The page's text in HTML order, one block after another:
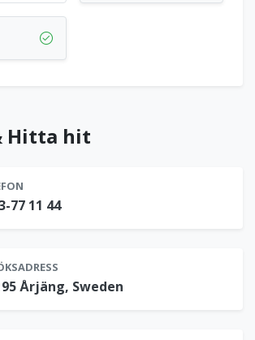
Hitta hit
77 11 44
95 Årjäng, Sweden